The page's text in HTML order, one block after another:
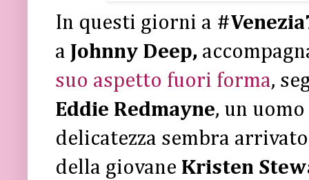
In questi giorni a
a Johnny Deep,
suo aspetto fuori forma,
Eddie Redmayne, un
delicatezza sembra
della giovane Kristen